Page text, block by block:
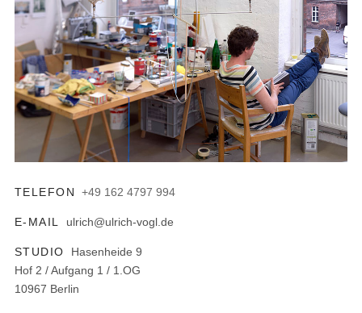
TELEFON +49 162 4797 994
E-MAIL ulrich@ulrich-vogl.de
STUDIO
Hasenheide 9
Hof 2 / Aufgang 1 / 1.OG
10967 Berlin